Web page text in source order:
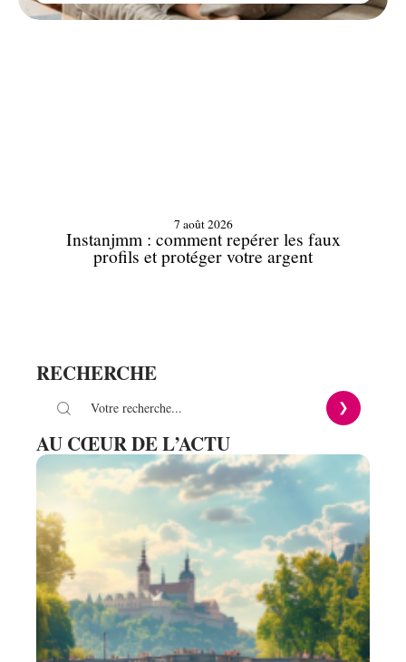
Instanjmm : comment repérer les faux
profils et protéger votre argent
7 août 2026
RECHERCHE
AU CŒUR DE L’ACTU